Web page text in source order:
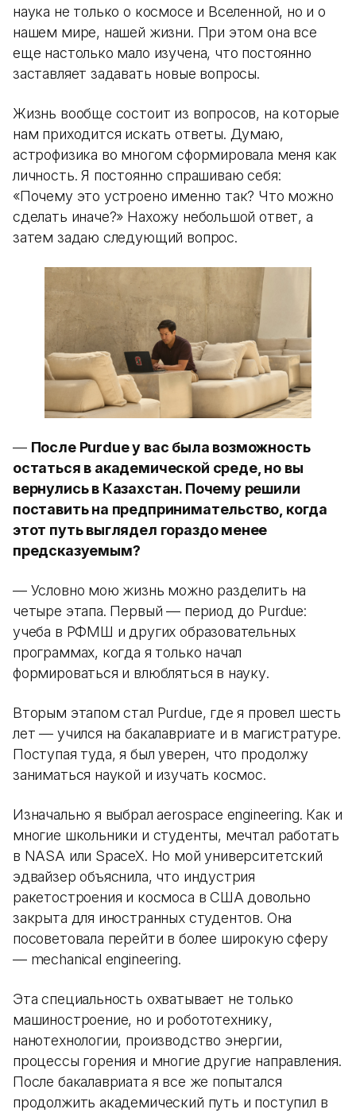
наука не только о космосе и Вселенной, но и о
нашем мире, нашей жизни. При этом она все
еще настолько мало изучена, что постоянно
заставляет задавать новые вопросы.
Жизнь вообще состоит из вопросов, на которые
нам приходится искать ответы. Думаю,
астрофизика во многом сформировала меня как
личность. Я постоянно спрашиваю себя:
«Почему это устроено именно так? Что можно
сделать иначе?» Нахожу небольшой ответ, а
затем задаю следующий вопрос.
— После Purdue у вас была возможность
остаться в академической среде, но вы
вернулись в Казахстан. Почему решили
поставить на предпринимательство, когда
этот путь выглядел гораздо менее
предсказуемым?
— Условно мою жизнь можно разделить на
четыре этапа. Первый — период до Purdue:
учеба в РФМШ и других образовательных
программах, когда я только начал
формироваться и влюбляться в науку.
Вторым этапом стал Purdue, где я провел шесть
лет — учился на бакалавриате и в магистратуре.
Поступая туда, я был уверен, что продолжу
заниматься наукой и изучать космос.
Изначально я выбрал aerospace engineering. Как и
многие школьники и студенты, мечтал работать
в NASA или SpaceX. Но мой университетский
эдвайзер объяснила, что индустрия
ракетостроения и космоса в США довольно
закрыта для иностранных студентов. Она
посоветовала перейти в более широкую сферу
— mechanical engineering.
Эта специальность охватывает не только
машиностроение, но и робототехнику,
нанотехнологии, производство энергии,
процессы горения и многие другие направления.
После бакалавриата я все же попытался
продолжить академический путь и поступил в